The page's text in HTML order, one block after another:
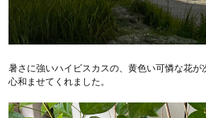
暑さに強いハイビスカスの、黄色い可憐な花が
心和ませてくれました。